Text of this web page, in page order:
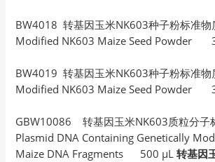
BW4018 转基因玉米NK603种子粉标准
Modified NK603 Maize Seed Powder
BW4019 转基因玉米NK603种子粉标准
Modified NK603 Maize Seed Powder
GBW10086 转基因玉米NK603质粒分
Plasmid DNA Containing Genetically
Maize DNA Fragments 500 μL转基因